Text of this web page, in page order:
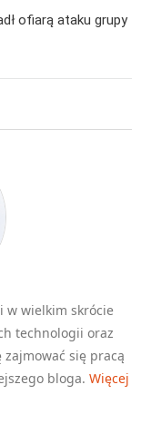
ofiarą ataku grupy
w wielkim skrócie
technologii oraz
się pracą
bloga. Więcej